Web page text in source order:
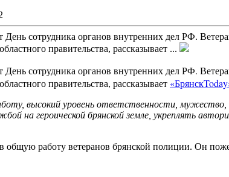
День сотрудника органов внутренних дел РФ.
правительства, рассказывает ...
День сотрудника органов внутренних дел РФ.
правительства, рассказывает
высокий уровень ответственности,
на героической брянской земле, укреплять
общую работу ветеранов брянской полиции. Он